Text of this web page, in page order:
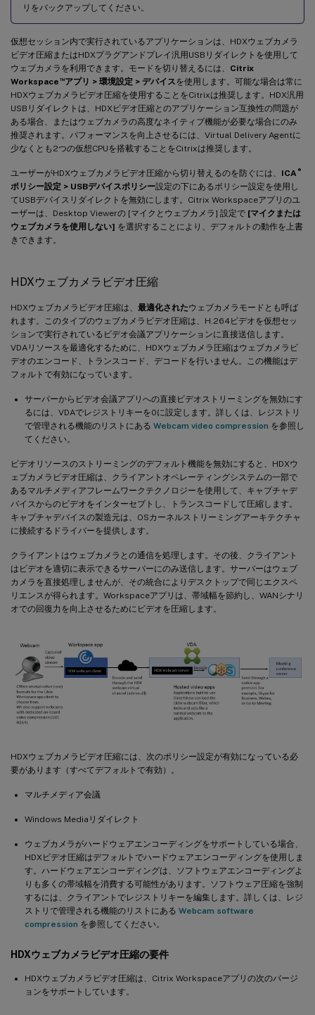
リをバックアップしてください。
仮想セッション内で実行されているアプリケーションは、HDXウェブカメラ
ビデオ圧縮またはHDXプラグアンドプレイ汎用USBリダイレクトを使用して
ウェブカメラを利用できます。モードを切り替えるには、 Citrix
Workspace ™アプリ > 環境設定 > デバイスを使用します。可能な場合は常に
HDXウェブカメラビデオ圧縮を使用することをCitrixは推奨します。HDX汎用
USBリダイレクトは、HDXビデオ圧縮とのアプリケーション互換性の問題が
ある場合、またはウェブカメラの高度なネイティブ機能が必要な場合にのみ
推奨されます。パフォーマンスを向上させるには、Virtual Delivery Agentに
少なくとも2つの仮想CPUを搭載することをCitrixは推奨します。
ユーザーがHDXウェブカメラビデオ圧縮から切り替えるのを防ぐには、 ICA ®
ポリシー設定 > USBデバイスポリシー設定の下にあるポリシー設定を使用し
てUSBデバイスリダイレクトを無効にします。Citrix Workspaceアプリのユ
ーザーは、Desktop Viewerの [マイクとウェブカメラ] 設定で [マイクまたは
ウェブカメラを使用しない] を選択することにより、デフォルトの動作を上書
きできます。
HDXウェブカメラビデオ圧縮
HDXウェブカメラビデオ圧縮は、 最適化されたウェブカメラモードとも呼ば
れます。このタイプのウェブカメラビデオ圧縮は、H.264ビデオを仮想セッ
ションで実行されているビデオ会議アプリケーションに直接送信します。
VDAリソースを最適化するために、HDXウェブカメラ圧縮はウェブカメラビ
デオのエンコード、トランスコード、デコードを行いません。この機能はデ
フォルトで有効になっています。
サーバーからビデオ会議アプリへの直接ビデオストリーミングを無効にす
るには、VDAでレジストリキーを0に設定します。詳しくは、レジストリ
で管理される機能のリストにある Webcam video compression を参照し
てください。
ビデオリソースのストリーミングのデフォルト機能を無効にすると、HDXウ
ェブカメラビデオ圧縮は、クライアントオペレーティングシステムの一部で
あるマルチメディアフレームワークテクノロジーを使用して、キャプチャデ
バイスからのビデオをインターセプトし、トランスコードして圧縮します。
キャプチャデバイスの製造元は、OSカーネルストリーミングアーキテクチャ
に接続するドライバーを提供します。
クライアントはウェブカメラとの通信を処理します。その後、クライアント
はビデオを適切に表示できるサーバーにのみ送信します。サーバーはウェブ
カメラを直接処理しませんが、その統合によりデスクトップで同じエクスペ
リエンスが得られます。Workspaceアプリは、帯域幅を節約し、WANシナリ
オでの回復力を向上させるためにビデオを圧縮します。
HDXウェブカメラビデオ圧縮には、次のポリシー設定が有効になっている必
要があります（すべてデフォルトで有効）。
マルチメディア会議
Windows Mediaリダイレクト
ウェブカメラがハードウェアエンコーディングをサポートしている場合、
HDXビデオ圧縮はデフォルトでハードウェアエンコーディングを使用しま
す。ハードウェアエンコーディングは、ソフトウェアエンコーディングよ
りも多くの帯域幅を消費する可能性があります。ソフトウェア圧縮を強制
するには、クライアントでレジストリキーを編集します。詳しくは、レジ
ストリで管理される機能のリストにある Webcam software
compression を参照してください。
HDXウェブカメラビデオ圧縮の要件
HDXウェブカメラビデオ圧縮は、Citrix Workspaceアプリの次のバージ
ョンをサポートしています。